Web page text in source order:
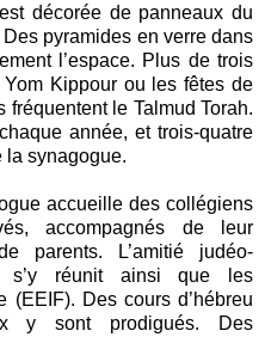
décorée de panneaux du
pyramides en verre dans
l’espace. Plus de trois
Kippour ou les fêtes de
fréquentent le Talmud Torah.
année, et trois-quatre
la synagogue.
accueille des collégiens
accompagnés de leur
parents. L’amitié judéo-
s’y réunit ainsi que les
(EEIF). Des cours d’hébreu
y sont prodigués. Des